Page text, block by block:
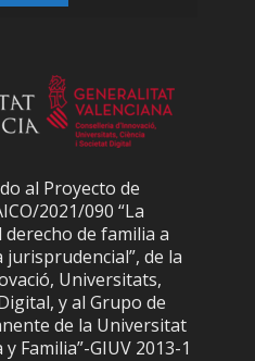
al Proyecto de
2021/090 “La
de familia a
de la
Universitats,
y al Grupo de
de la Universitat
Familia”-GIUV 2013-1